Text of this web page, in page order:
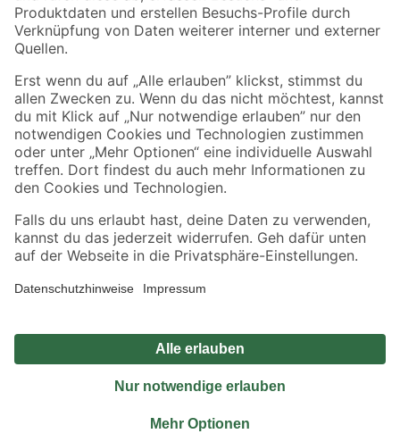
Sicher einkaufen
Jetzt die toom-App herunterladen
Alle Preisangaben in EUR inkl. gesetzl. MwSt.. Die dargestellten Angebote sind unter
Umständen nicht in allen Märkten verfügbar. Die angegebenen Verfügbarkeiten beziehen
Produkte nur solange der Vorrat reicht.
*Paketversand ab 59 € versandkostenfrei, gilt nicht für Artikel mit Speditionsversand, hier
Privatsphäre Impressum
Nutzungsbedingungen
Widerrufsrecht
Vertrag widerrufen
© 2026 toom Baumarkt GmbH